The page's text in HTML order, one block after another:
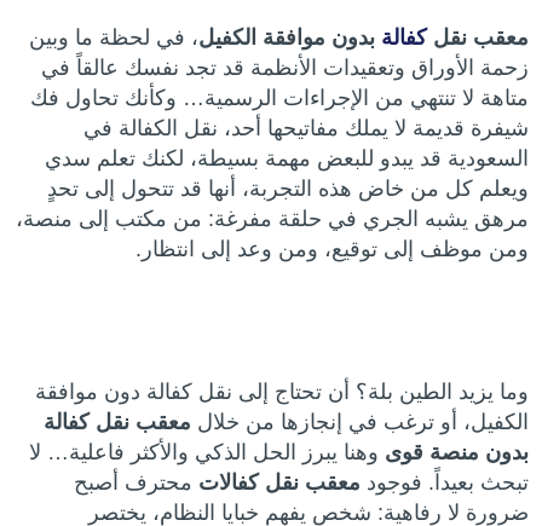
معقب نقلكفالة بدون موافقة الكفيل، في لحظة ما وبين
زحمة الأوراق وتعقيدات الأنظمة قد تجد نفسك عالقاً في
متاهة لا تنتهي من الإجراءات الرسمية… وكأنك تحاول فك
شيفرة قديمة لا يملك مفاتيحها أحد، نقل الكفالة في
السعودية قد يبدو للبعض مهمة بسيطة، لكنك تعلم سدي
ويعلم كل من خاض هذه التجربة، أنها قد تتحول إلى تحدٍ
مرهق يشبه الجري في حلقة مفرغة: من مكتب إلى منصة،
ومن موظف إلى توقيع، ومن وعد إلى انتظار.
وما يزيد الطين بلة؟ أن تحتاج إلى نقل كفالة دون موافقة
الكفيل، أو ترغب في إنجازها من خلال معقب نقل كفالة
بدون منصة قوى وهنا يبرز الحل الذكي والأكثر فاعلية… لا
تبحث بعيداً. فوجود معقب نقل كفالات محترف أصبح
ضرورة لا رفاهية: شخص يفهم خبايا النظام، يختصر